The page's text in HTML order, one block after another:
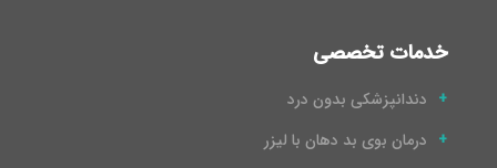
خدمات تخصصی
دندانپزشکی بدون درد
درمان بوی بد دهان با لیزر